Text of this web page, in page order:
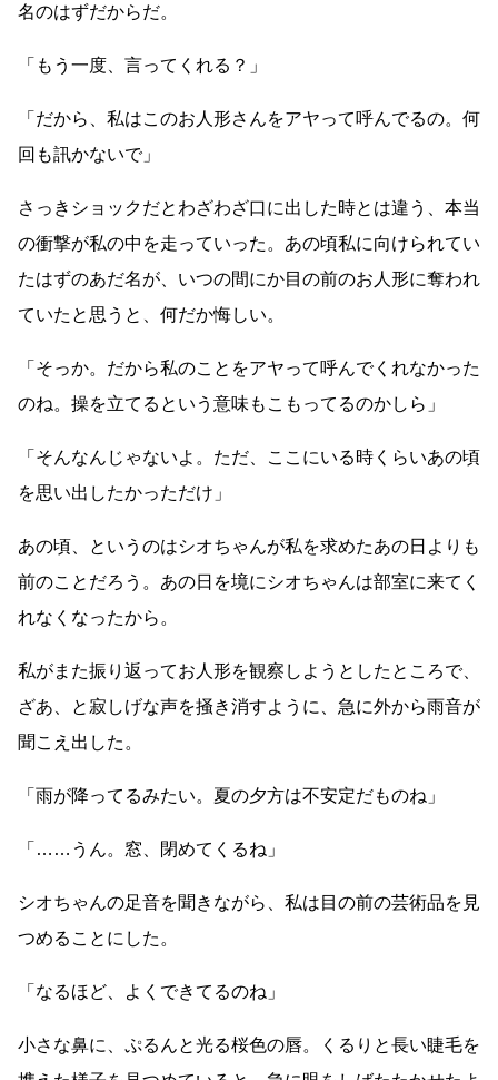
名のはずだからだ。
「もう一度、言ってくれる？」
「だから、私はこのお人形さんをアヤって呼んでるの。何
回も訊かないで」
さっきショックだとわざわざ口に出した時とは違う、本当
の衝撃が私の中を走っていった。あの頃私に向けられてい
たはずのあだ名が、いつの間にか目の前のお人形に奪われ
ていたと思うと、何だか悔しい。
「そっか。だから私のことをアヤって呼んでくれなかった
のね。操を立てるという意味もこもってるのかしら」
「そんなんじゃないよ。ただ、ここにいる時くらいあの頃
を思い出したかっただけ」
あの頃、というのはシオちゃんが私を求めたあの日よりも
前のことだろう。あの日を境にシオちゃんは部室に来てく
れなくなったから。
私がまた振り返ってお人形を観察しようとしたところで、
ざあ、と寂しげな声を掻き消すように、急に外から雨音が
聞こえ出した。
「雨が降ってるみたい。夏の夕方は不安定だものね」
「 …… うん。窓、閉めてくるね」
シオちゃんの足音を聞きながら、私は目の前の芸術品を見
つめることにした。
「なるほど、よくできてるのね」
小さな鼻に、ぷるんと光る桜色の唇。くるりと長い睫毛を